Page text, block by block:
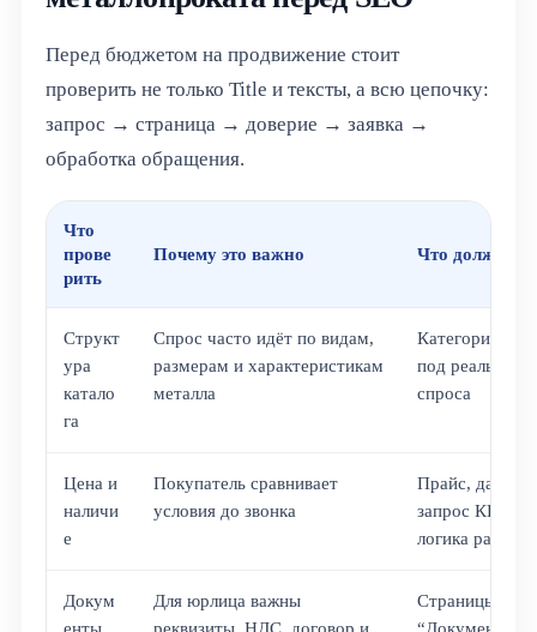
Перед бюджетом на продвижение стоит
проверить не только Title и тексты, а всю цепочку:
запрос → страница → доверие → заявка →
обработка обращения.
Что
прове
рить
Почему это важно Что должно
Структ
ура
катало
га
Спрос часто идёт по видам,
размерам и характеристикам
металла
Категории и
под реальные
спроса
Цена и
наличи
е
Покупатель сравнивает
условия до звонка
Прайс, дата
запрос КП или
логика расчёта
Докум
Для юрлица важны
Страницы